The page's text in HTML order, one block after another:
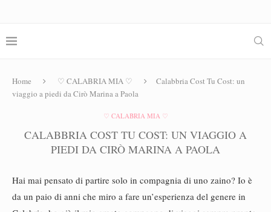
Home ♡ CALABRIA MIA ♡
Calabbria Cost Tu Cost: un
viaggio a piedi da Cirò Marina a Paola
♡ CALABRIA MIA ♡
CALABBRIA COST TU COST: UN VIAGGIO A
PIEDI DA CIRÒ MARINA A PAOLA
Hai mai pensato di partire solo in compagnia di uno zaino? Io è
da un paio di anni che miro a fare un’esperienza del genere in